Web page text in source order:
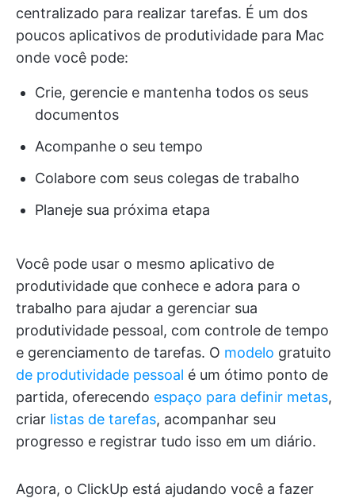
centralizado para realizar tarefas. É um dos
poucos aplicativos de produtividade para Mac
onde você pode:
Crie, gerencie e mantenha todos os seus
documentos
Acompanhe o seu tempo
Colabore com seus colegas de trabalho
Planeje sua próxima etapa
Você pode usar o mesmo aplicativo de
produtividade que conhece e adora para o
trabalho para ajudar a gerenciar sua
produtividade pessoal, com controle de tempo
e gerenciamento de tarefas. O modelo gratuito
de produtividade pessoal é um ótimo ponto de
partida, oferecendo espaço para definir metas,
criar listas de tarefas, acompanhar seu
progresso e registrar tudo isso em um diário.
Agora, o ClickUp está ajudando você a fazer